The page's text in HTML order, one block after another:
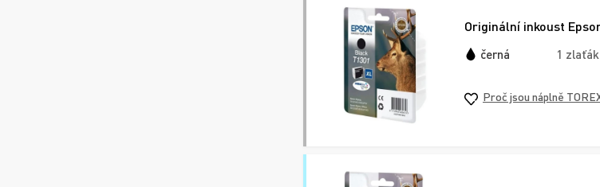
Originální inkoust
černá 1 zlaťák
Proč jsou náplně